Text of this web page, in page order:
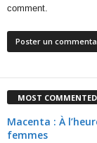
comment.
MOST COMMENTED
Macenta : À
femmes